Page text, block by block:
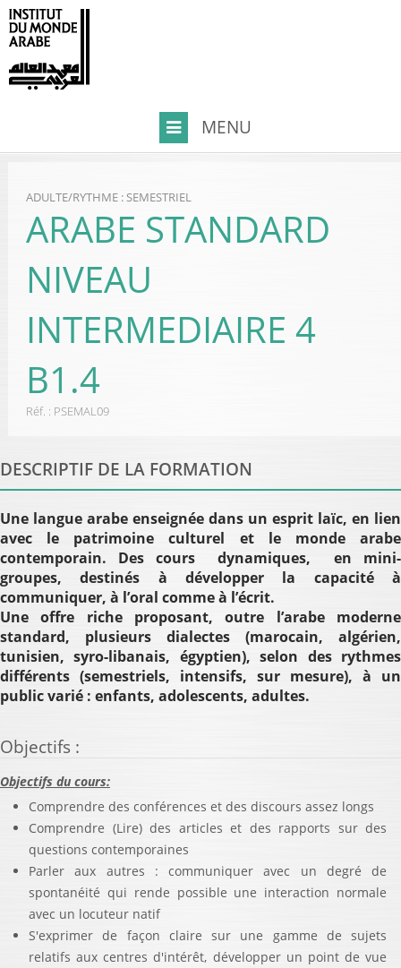
ADULTE/RYTHME : SEMESTRIEL
ARABE STANDARD
NIVEAU
INTERMEDIAIRE 4
B1.4
Réf. : PSEMAL09
DESCRIPTIF DE LA FORMATION
Une langue arabe enseignée dans un esprit laïc, en lien
avec le patrimoine culturel et le monde arabe
contemporain. Des cours dynamiques, en mini-
groupes, destinés à développer la capacité à
communiquer, à l’oral comme à l’écrit.
Une offre riche proposant, outre l’arabe moderne
standard, plusieurs dialectes (marocain, algérien,
tunisien, syro-libanais, égyptien), selon des rythmes
différents (semestriels, intensifs, sur mesure), à un
public varié : enfants, adolescents, adultes.
Objectifs :
Objectifs du cours:
Comprendre des conférences et des discours assez longs
Comprendre (Lire) des articles et des rapports sur des
questions contemporaines
Parler aux autres : communiquer avec un degré de
spontanéité qui rende possible une interaction normale
avec un locuteur natif
S'exprimer de façon claire sur une gamme de sujets
relatifs aux centres d'intérêt, développer un point de vue